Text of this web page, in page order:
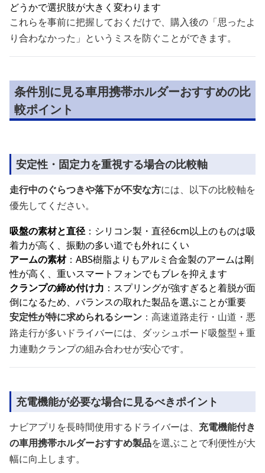
どうかで選択肢が大きく変わります
これらを事前に把握しておくだけで、購入後の「思ったよ
り合わなかった」というミスを防ぐことができます。
条件別に見る車用携帯ホルダーおすすめの比
較ポイント
安定性・固定力を重視する場合の比較軸
走行中のぐらつきや落下が不安な方には、以下の比較軸を
優先してください。
吸盤の素材と直径：シリコン製・直径6cm以上のものは吸
着力が高く、振動の多い道でも外れにくい
アームの素材：ABS樹脂よりもアルミ合金製のアームは剛
性が高く、重いスマートフォンでもブレを抑えます
クランプの締め付け力 ：スプリングが強すぎると着脱が面
倒になるため、バランスの取れた製品を選ぶことが重要
安定性が特に求められるシーン ：高速道路走行・山道・悪
路走行が多いドライバーには、ダッシュボード吸盤型＋重
力連動クランプの組み合わせが安心です。
充電機能が必要な場合に見るべきポイント
ナビアプリを長時間使用するドライバーは、 充電機能付き
の車用携帯ホルダーおすすめ製品を選ぶことで利便性が大
幅に向上します。